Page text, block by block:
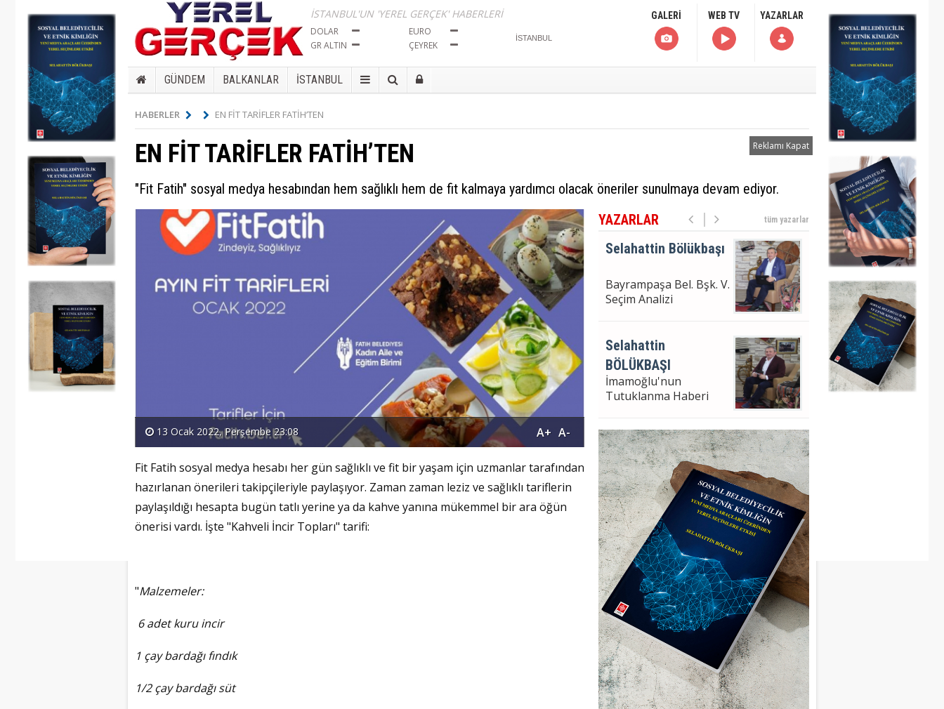
İSTANBUL'UN 'YEREL GERÇEK' HABERLERİ
DOLAR
EURO
GR ALTIN
ÇEYREK
GALERİ WEB TV YAZARLAR
GÜNDEM BALKANLAR İSTANBUL
HABERLER EN FİT TARİFLER FATİH’TEN
Reklamı Kapat
EN FİT TARİFLER FATİH’TEN
"Fit Fatih" sosyal medya hesabından hem sağlıklı hem de fit kalmaya yardımcı olacak öneriler sunulmaya devam ediyor.
13 Ocak 2022, Perşembe 23:08 A-
A+
Fit Fatih sosyal medya hesabı her gün sağlıklı ve fit bir yaşam için uzmanlar tarafından
hazırlanan önerileri takipçileriyle paylaşıyor. Zaman zaman leziz ve sağlıklı tariflerin
paylaşıldığı hesapta bugün tatlı yerine ya da kahve yanına mükemmel bir ara öğün
önerisi vardı. İşte "Kahveli İncir Topları" tarifi:
"Malzemeler:
6 adet kuru incir
1 çay bardağı fındık
1/2 çay bardağı süt
YAZARLAR tüm yazarlar
Tutuklanma Haberi
Bayrampaşa Bel. Bşk. V.
Selahattin Bölükbaşı
İmamoğlu'nun
Bayrampaşa Bel. Bşk. V.
Seçim Analizi
Selahattin Bölükbaşı
İmamoğlu'nun
Tutuklanma Haberi
Selahattin
BÖLÜKBAŞI
Bayrampaşa Bel. Bşk. V.
Seçim Analizi
Selahattin Bölükbaşı